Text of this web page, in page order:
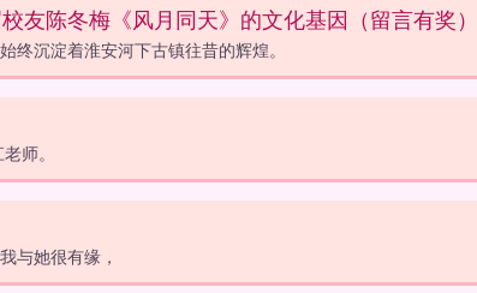
陈冬梅《风月同天》的文化基因（留言有奖）
终沉淀着淮安河下古镇往昔的辉煌。
师。
与她很有缘，